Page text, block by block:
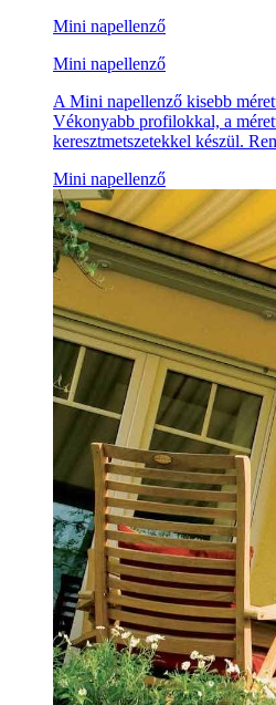
Mini napellenző
Mini napellenző
A Mini napellenző kisebb
Vékonyabb profilokkal, a
keresztmetszetekkel készül.
Mini napellenző